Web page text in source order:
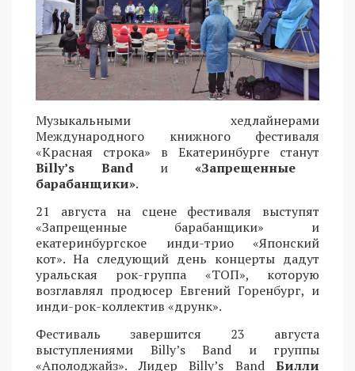
Музыкальными хедлайнерами
Международного книжного фестиваля
«Красная строка» в Екатеринбурге станут
Billy’s Band и «Запрещенные
барабанщики».
21 августа на сцене фестиваля выступят
«Запрещенные барабанщики» и
екатеринбургское инди-трио «Японский
кот». На следующий день концерты дадут
уральская рок-группа «ТОП», которую
возглавлял продюсер Евгений Горенбург, и
инди-рок-коллектив «друнк».
Фестиваль завершится 23 августа
выступлениями Billy’s Band и группы
«Аполоджайз». Лидер Billy’s Band Билли